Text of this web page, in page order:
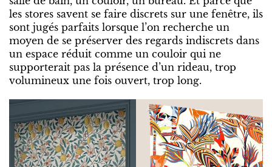
les stores savent se faire discrets sur une fenêtre, ils
sont jugés parfaits lorsque l’on recherche un
moyen de se préserver des regards indiscrets dans
un espace réduit comme un couloir qui ne
supporterait pas la présence d’un rideau, trop
volumineux une fois ouvert, trop long.